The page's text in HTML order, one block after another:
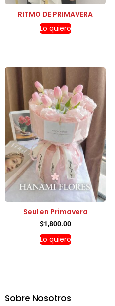
RITMO DE PRIMAVERA
Lo quiero
Seul en Primavera
$1,800.00
Lo quiero
Sobre Nosotros